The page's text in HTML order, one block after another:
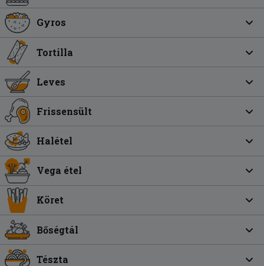
Gyros
Tortilla
Leves
Frissensült
Halétel
Vega étel
Köret
Bőségtál
Tészta